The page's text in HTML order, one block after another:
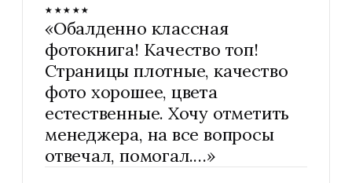
★★★★★
«Обалденно классная
фотокнига! Качество топ!
Страницы плотные, качество
фото хорошее, цвета
естественные. Хочу отметить
менеджера, на все вопросы
отвечал, помогал.…»